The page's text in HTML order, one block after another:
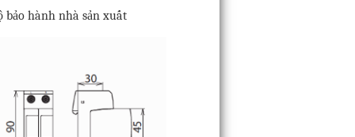
bảo hành nhà sản xuất